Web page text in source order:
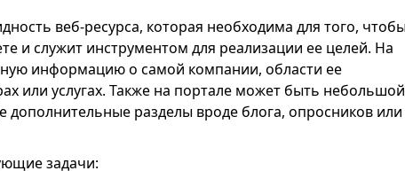
веб-ресурса, которая необходима для того,
и служит инструментом для реализации ее целей. На
информацию о самой компании, области ее
или услугах. Также на портале может быть небольшой
дополнительные разделы вроде блога, опросников или
задачи: